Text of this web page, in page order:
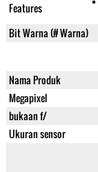
Features
Bit Warna (# Warna)
Nama Produk
Megapixel
bukaan f/
Ukuran sensor